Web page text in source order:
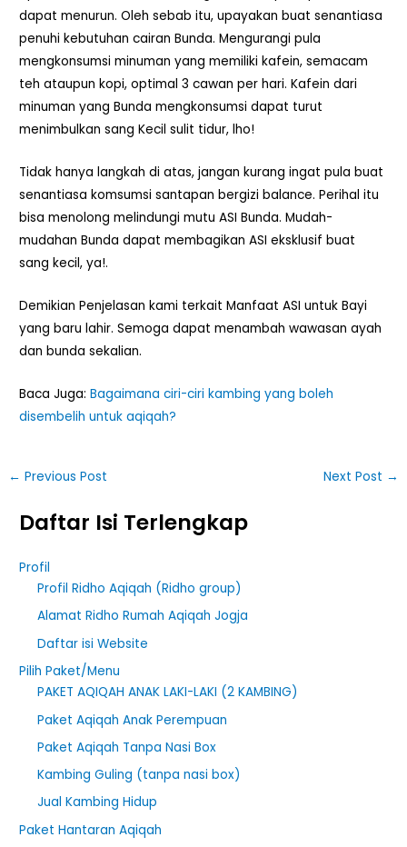
dapat menurun. Oleh sebab itu, upayakan buat senantiasa
penuhi kebutuhan cairan Bunda. Mengurangi pula
mengkonsumsi minuman yang memiliki kafein, semacam
teh ataupun kopi, optimal 3 cawan per hari. Kafein dari
minuman yang Bunda mengkonsumsi dapat turut
menimbulkan sang Kecil sulit tidur, lho!
Tidak hanya langkah di atas, jangan kurang ingat pula buat
senantiasa komsumsi santapan bergizi balance. Perihal itu
bisa menolong melindungi mutu ASI Bunda. Mudah-
mudahan Bunda dapat membagikan ASI eksklusif buat
sang kecil, ya!.
Demikian Penjelasan kami terkait Manfaat ASI untuk Bayi
yang baru lahir. Semoga dapat menambah wawasan ayah
dan bunda sekalian.
Baca Juga: Bagaimana ciri-ciri kambing yang boleh
disembelih untuk aqiqah?
← Previous Post Next Post →
Daftar Isi Terlengkap
Profil
Profil Ridho Aqiqah (Ridho group)
Alamat Ridho Rumah Aqiqah Jogja
Daftar isi Website
Pilih Paket/Menu
PAKET AQIQAH ANAK LAKI-LAKI (2 KAMBING)
Paket Aqiqah Anak Perempuan
Paket Aqiqah Tanpa Nasi Box
Kambing Guling (tanpa nasi box)
Jual Kambing Hidup
Paket Hantaran Aqiqah